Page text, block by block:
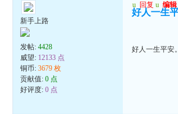
新手上路
发帖:4428
威望: 12133 点
铜币:3679 枚
贡献值:0 点
好评度:0 点
u 回复 u 编辑
好人一生
好人一生平安